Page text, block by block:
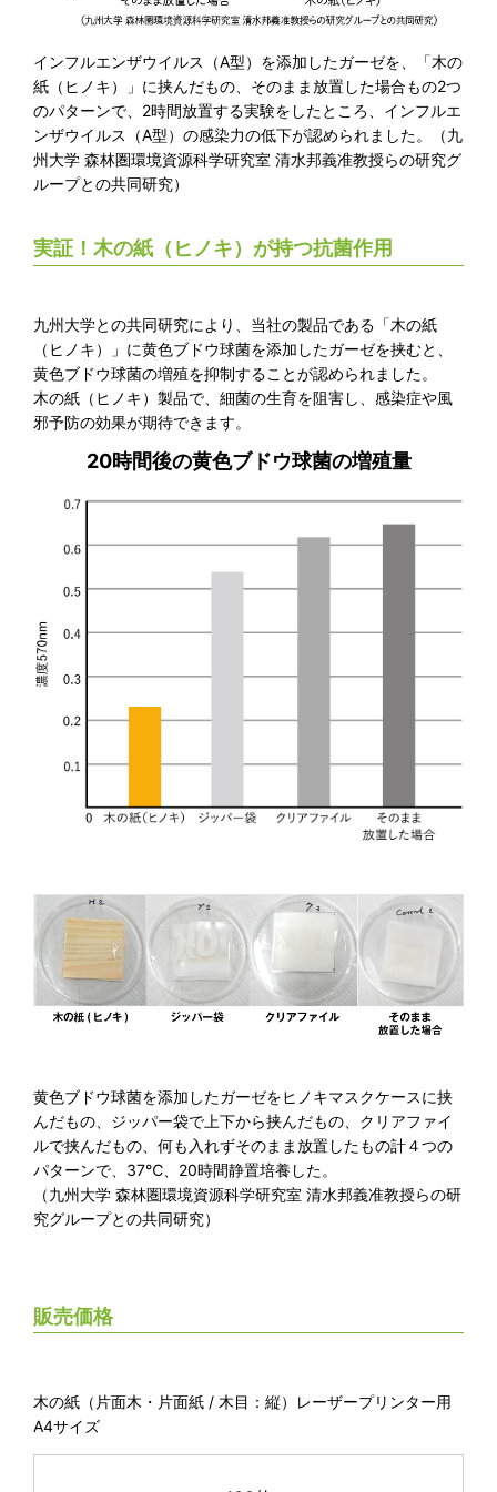
インフルエンザウイルス（A型）を添加したガーゼを、「木の
紙（ヒノキ）」に挟んだもの、そのまま放置した場合もの2つ
のパターンで、2時間放置する実験をしたところ、インフルエ
ンザウイルス（A型）の感染力の低下が認められました。
（九
州大学 森林圏環境資源科学研究室 清水邦義准教授らの研究グ
ループとの共同研究）
実証！木の紙（ヒノキ）が持つ抗菌作用
九州大学との共同研究により、当社の製品である「木の紙
（ヒノキ）」に黄色ブドウ球菌を添加したガーゼを挟むと、
黄色ブドウ球菌の増殖を抑制することが認められました。
木の紙（ヒノキ）製品で、細菌の生育を阻害し、感染症や風
邪予防の効果が期待できます。
20時間後の黄色ブドウ球菌の増殖量
黄色ブドウ球菌を添加したガーゼをヒノキマスクケースに挟
んだもの、ジッパー袋で上下から挟んだもの、クリアファイ
ルで挟んだもの、何も入れずそのまま放置したもの計４つの
パターンで、37℃、20時間静置培養した。
（九州大学 森林圏環境資源科学研究室 清水邦義准教授らの研
究グループとの共同研究）
販売価格
木の紙（片面木・片面紙 / 木目：縦）レーザープリンター用
A4サイズ